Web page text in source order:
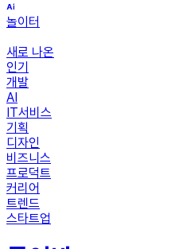
놀이터
새로 나온
인기
개발
AI
IT서비스
기획
디자인
비즈니스
프로덕트
커리어
트렌드
스타트업